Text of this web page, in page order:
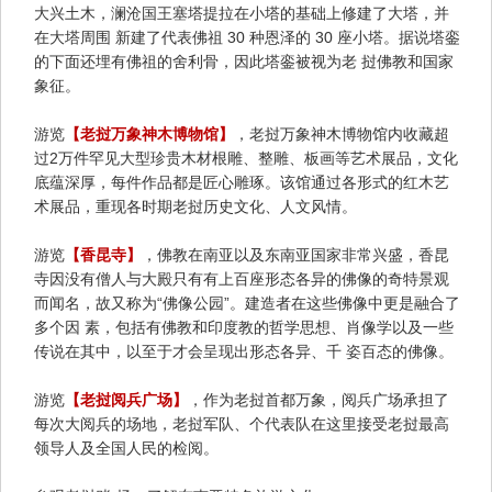
大兴土木，澜沧国王塞塔提拉在小塔的基础上修建了大塔，并
在大塔周围 新建了代表佛祖 30 种恩泽的 30 座小塔。据说塔銮
的下面还埋有佛祖的舍利骨，因此塔銮被视为老 挝佛教和国家
象征。
游览 【老挝万象神木博物馆】
，老挝万象神木博物馆内收藏超
过2万件罕见大型珍贵木材根雕、整雕、板画等艺术展品，文化
底蕴深厚，每件作品都是匠心雕琢。该馆通过各形式的红木艺
术展品，重现各时期老挝历史文化、人文风情。
游览 【香昆寺】
，佛教在南亚以及东南亚国家非常兴盛，香昆
寺因没有僧人与大殿只有有上百座形态各异的佛像的奇特景观
而闻名，故又称为“佛像公园”。建造者在这些佛像中更是融合了
多个因 素，包括有佛教和印度教的哲学思想、肖像学以及一些
传说在其中，以至于才会呈现出形态各异、千 姿百态的佛像。
游览 【老挝阅兵广场】
，作为老挝首都万象，阅兵广场承担了
每次大阅兵的场地，老挝军队、个代表队在这里接受老挝最高
领导人及全国人民的检阅。